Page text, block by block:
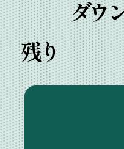
ダウ
残り